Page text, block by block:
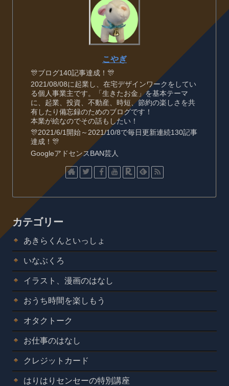
こやぎ
🎊ブログ140記事達成！🎊
2021/08/08に起業し、在宅デザインワークをしてい
る個人事業主です。「生きたお金」を基本テーマ
に、起業、投資、不動産、時短、節約の楽しさを共
有したり備忘録のためのブログです！
本業が絵なのでその話もしたい！
🎊2021/6/1開始～2021/10/8で毎日更新連続130記事
達成！🎊
GoogleアドセンスBAN芸人
カテゴリー
あきらくんといっしょ
いなぶくろ
イラスト、漫画のはなし
おうち時間を楽しもう
オタクトーク
お仕事のはなし
クレジットカード
はりはりセンセーの特別講座